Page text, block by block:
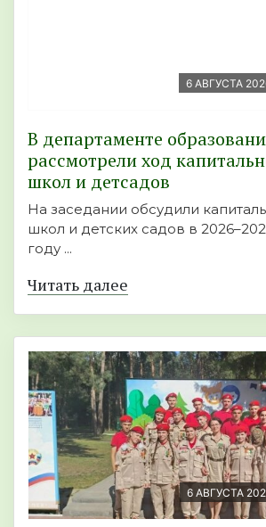
6 АВГУСТА
В департаменте
рассмотрели ход
школ и детсадов
На заседании обсудили
школ и детских садов в
году ...
Читать далее
6 АВГУСТА